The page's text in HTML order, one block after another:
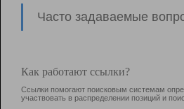
Часто задаваемые
Как работают ссылки?
Ссылки помогают поисковым системам
участвовать в раcпределении позиций и